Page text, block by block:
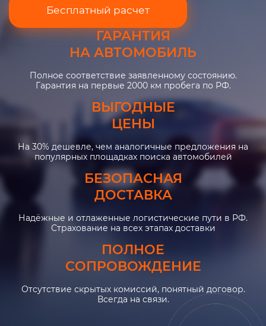
Бесплатный расчет
ГАРАНТИЯ
НА АВТОМОБИЛЬ
Полное соответствие заявленному состоянию.
Гарантия на первые 2000 км пробега по РФ.
ВЫГОДНЫЕ
ЦЕНЫ
На 30% дешевле, чем аналогичные предложения на
популярных площадках поиска автомобилей
БЕЗОПАСНАЯ
ДОСТАВКА
Надёжные и отлаженные логистические пути в РФ.
Страхование на всех этапах доставки
ПОЛНОЕ
СОПРОВОЖДЕНИЕ
Отсутствие скрытых комиссий, понятный договор.
Всегда на связи.